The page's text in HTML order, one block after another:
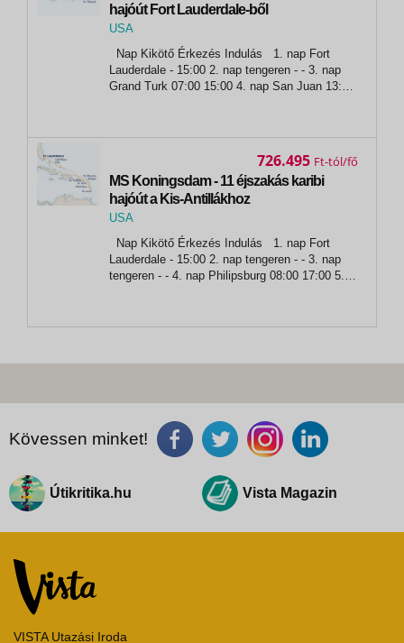
hajóút Fort Lauderdale-ből
USA
Fort Lauderdale
Lauderdale - 15:00 2. nap tengeren - - 3. nap
Grand Turk 07:00 15:00 4. nap San Juan 13:00
14:00...
MS Koningsdam - 11 éjszakás karibi
hajóút a Kis-Antillákhoz
USA
Fort Lauderdale
Lauderdale - 15:00 2. nap tengeren - - 3. nap
tengeren - - 4. nap Philipsburg 08:00 17:00 5.
726.495 Ft
Kövessen minket!
Útikritika.hu Vista Magazin
VISTA Utazási Iroda